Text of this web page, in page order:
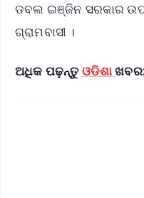
ଡବଲ ଇଞ୍ଜିନ ସରକାର
ଗ୍ରାମବାସୀ ।
ଅଧିକ ପଢ଼ନ୍ତୁ ଓଡିଶା